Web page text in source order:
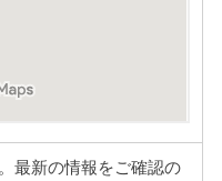
最新の情報をご確認の